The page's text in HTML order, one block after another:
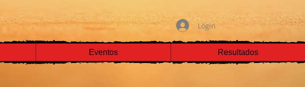
Login
Eventos Resultados